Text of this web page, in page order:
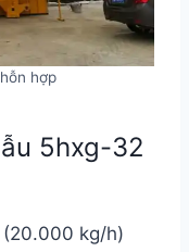
hợp
5hxg-32
kg/h)